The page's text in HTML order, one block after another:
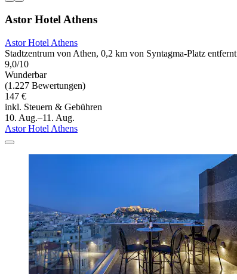
Astor Hotel Athens
Astor Hotel Athens
Stadtzentrum von Athen, 0,2 km von Syntagma-Platz entfernt
9,0/10
Wunderbar
(1.227 Bewertungen)
147 €
inkl. Steuern & Gebühren
10. Aug.–11. Aug.
Astor Hotel Athens